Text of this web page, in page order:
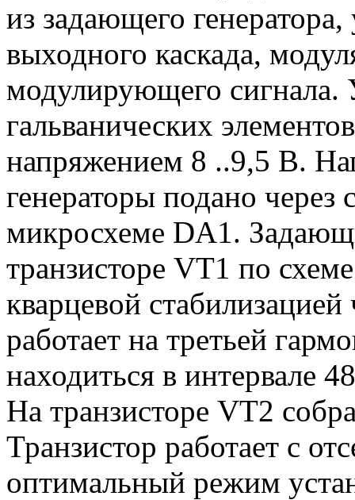
из задающего
выходного каскада,
модулирующего сигнала.
гальванических
напряжением 8 ..9,5 В.
генераторы подано через
микросхеме DA1.
транзисторе VT1 по
кварцевой
работает на третьей
находиться в интервале
На транзисторе VT2
Транзистор работает с
оптимальный режим